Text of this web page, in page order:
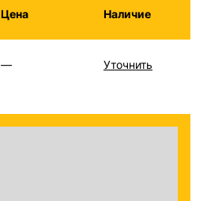
Цена Наличие
— Уточнить